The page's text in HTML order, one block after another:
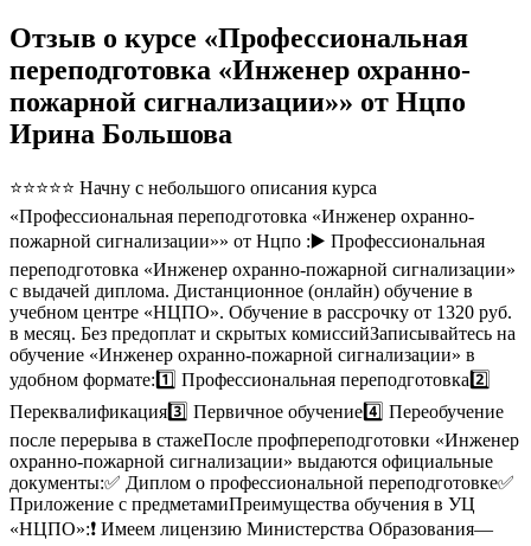
Отзыв о курсе «Профессиональная
переподготовка «Инженер охранно-
пожарной сигнализации»» от Нцпо
Ирина Большова
⭐⭐⭐⭐⭐ Начну с небольшого описания курса
«Профессиональная переподготовка «Инженер охранно-
пожарной сигнализации»» от Нцпо :▶️ Профессиональная
переподготовка «Инженер охранно-пожарной сигнализации»
с выдачей диплома. Дистанционное (онлайн) обучение в
учебном центре «НЦПО». Обучение в рассрочку от 1320 руб.
в месяц. Без предоплат и скрытых комиссийЗаписывайтесь на
обучение «Инженер охранно-пожарной сигнализации» в
удобном формате:1️⃣ Профессиональная переподготовка2️⃣
Переквалификация3️⃣ Первичное обучение4️⃣ Переобучение
после перерыва в стажеПосле профпереподготовки «Инженер
охранно-пожарной сигнализации» выдаются официальные
документы:✅ Диплом о профессиональной переподготовке✅
Приложение с предметамиПреимущества обучения в УЦ
«НЦПО»:❗️ Имеем лицензию Министерства Образования—